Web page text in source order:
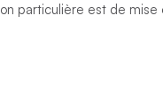
particulière est de